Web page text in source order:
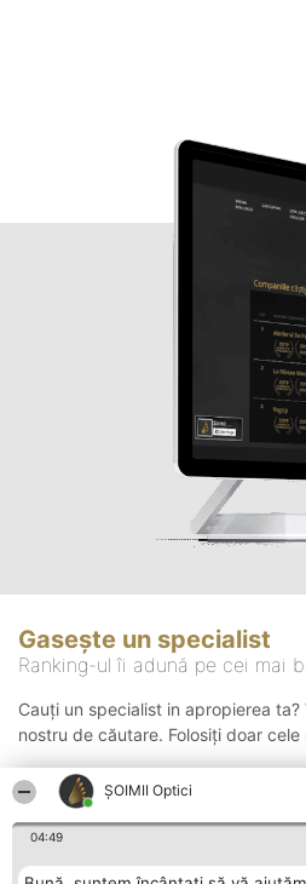
ȘOIMII Optici
04:49
Gasește un specialist
Ranking-ul îi adună pe cei mai
Cauți un specialist in apropierea
nostru de căutare. Folosiți doar cele